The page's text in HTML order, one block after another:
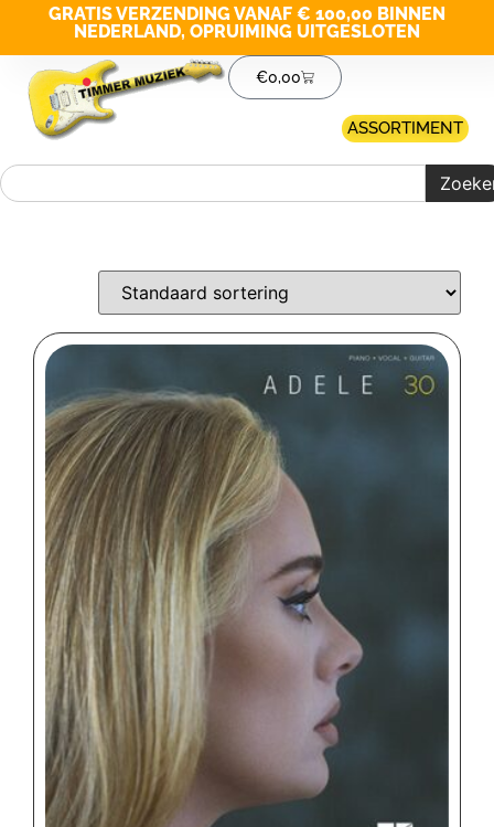
GRATIS VERZENDING VANAF € 100,00 BINNEN
NEDERLAND, OPRUIMING UITGESLOTEN
€0,00
ASSORTIMENT
Merk filter